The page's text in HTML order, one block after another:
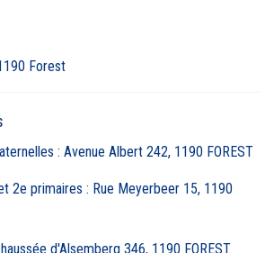
Forest
: Avenue Albert 242, 1190 FOREST
2e primaires : Rue Meyerbeer 15, 1190
d'Alsemberg 346, 1190 FOREST